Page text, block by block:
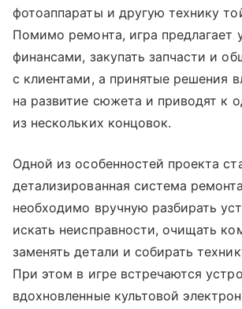
фотоаппараты и другую технику
Помимо ремонта, игра предлагает
финансами, закупать запчасти и
с клиентами, а принятые решения
на развитие сюжета и приводят к
из нескольких концовок.
Одной из особенностей проекта
детализированная система
необходимо вручную разбирать
искать неисправности, очищать
заменять детали и собирать
При этом в игре встречаются
вдохновленные культовой